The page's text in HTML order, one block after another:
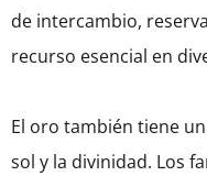
de intercambio,
recurso esencial en
El oro también tiene
sol y la divinidad. Los